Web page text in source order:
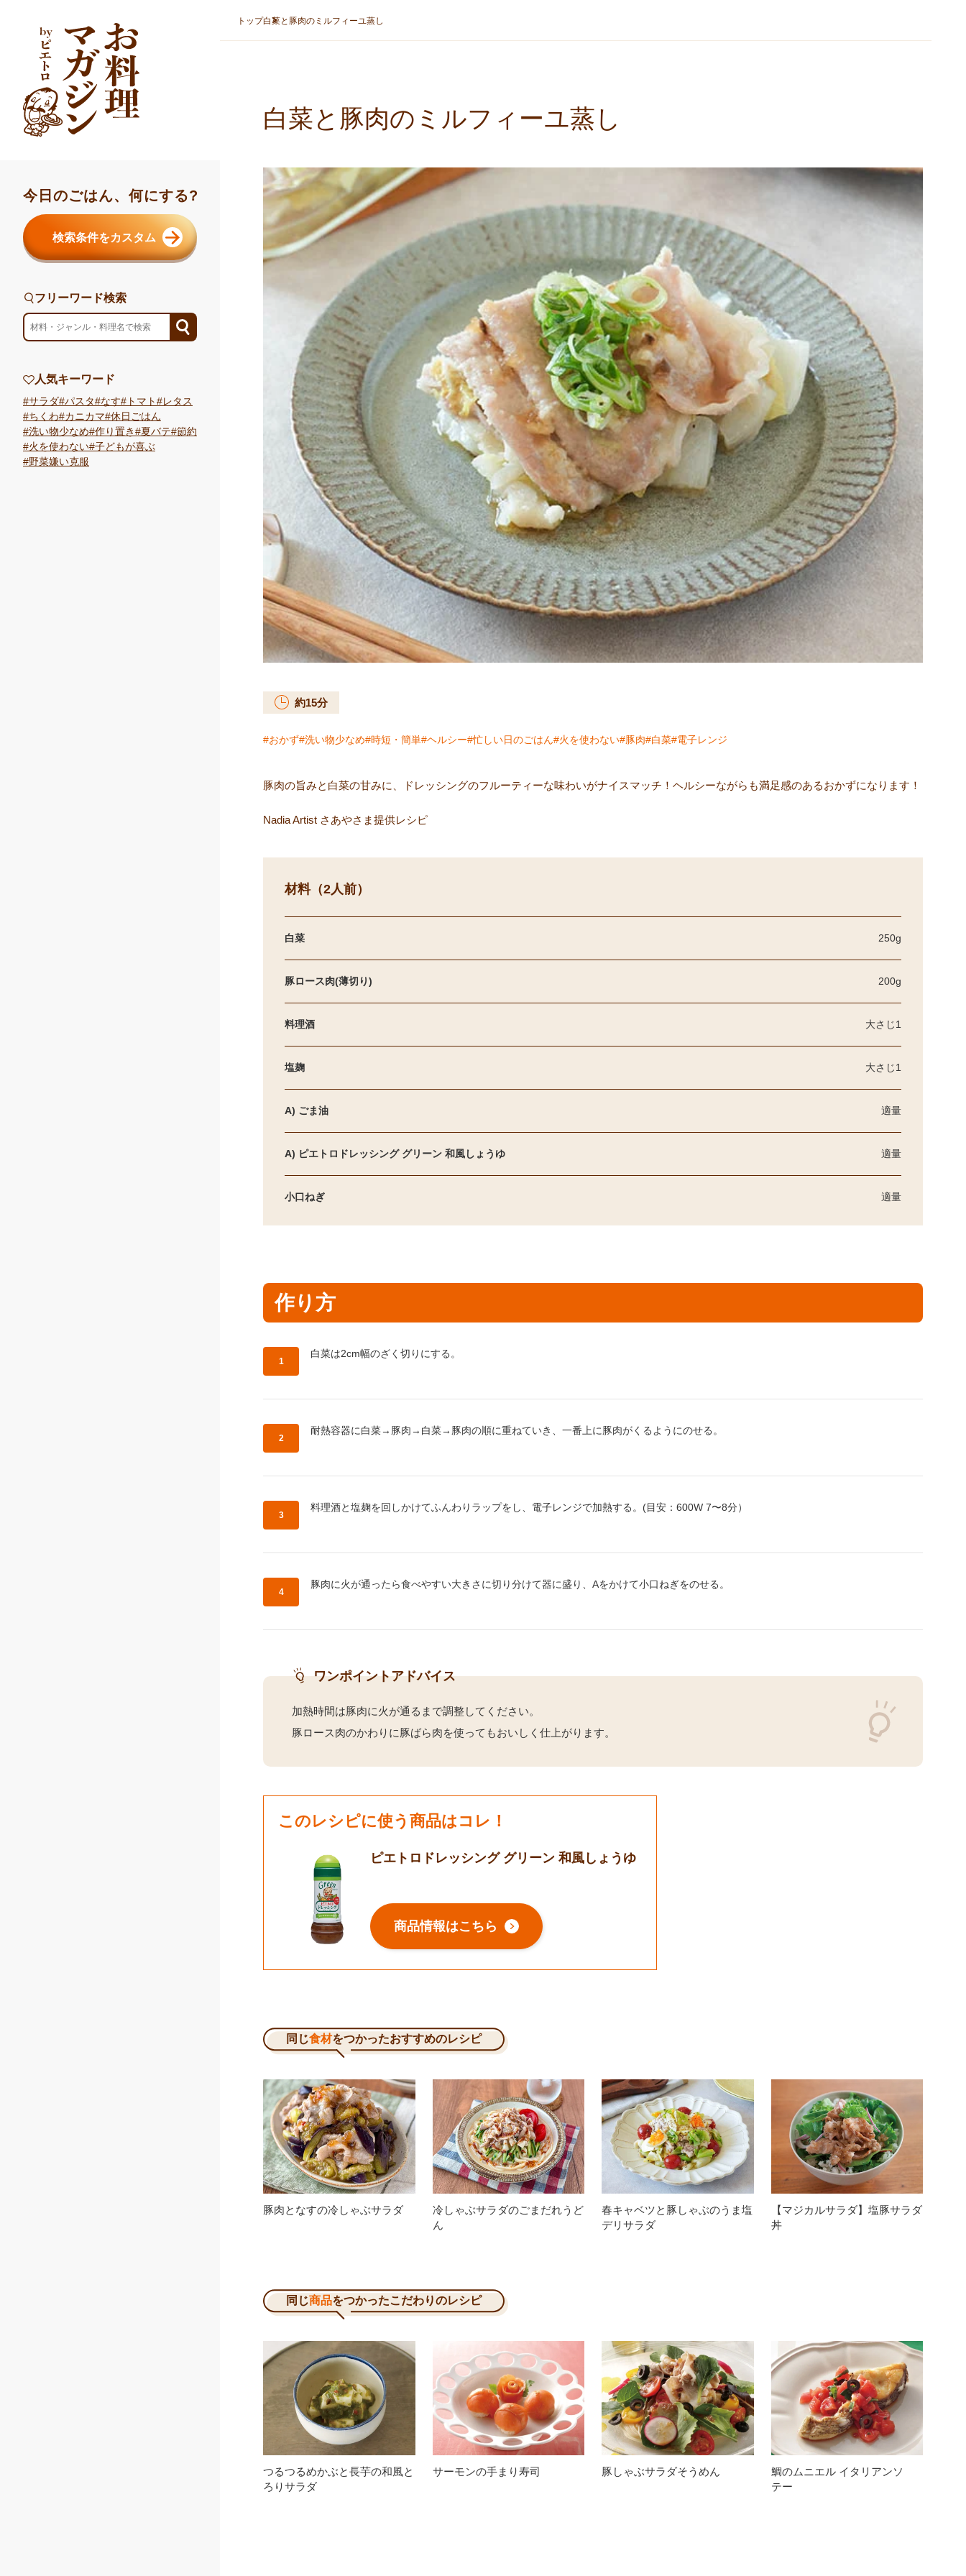
今日のごはん、何にする?
検索条件をカスタム
フリーワード検索
フリーワード検索
人気キーワード
サラダ パスタ なす トマト
レタス
ちくわ
カニカマ 休日ごはん
洗い物少なめ 作り置き 夏バテ 節約
火を使わない 子どもが喜ぶ
野菜嫌い克服
トップ白菜と豚肉のミルフィーユ蒸し
白菜と豚肉のミルフィーユ蒸し
約15分
おかず 洗い物少なめ 時短・簡単 ヘルシー 忙しい日のごはん 火を使わない 豚肉 白菜 電子レンジ
豚肉の旨みと白菜の甘みに、ドレッシングのフルーティーな味わいがナイスマッチ！ヘルシーながらも満足感のあるおかずになります！
Nadia Artist さあやさま提供レシピ
材料（2人前）
白菜 250g
豚ロース肉(薄切り) 200g
料理酒 大さじ1
塩麹 大さじ1
A) ごま油 適量
A) ピエトロドレッシング グリーン 和風しょうゆ 適量
小口ねぎ 適量
作り方
作り方1：
白菜は2cm幅のざく切りにする。
作り方2：
耐熱容器に白菜→豚肉→白菜→豚肉の順に重ねていき、一番上に豚肉がくるようにのせる。
作り方3：
料理酒と塩麹を回しかけてふんわりラップをし、電子レンジで加熱する。(目安：600W 7〜8分）
作り方4：
豚肉に火が通ったら食べやすい大きさに切り分けて器に盛り、Aをかけて小口ねぎをのせる。
ワンポイントアドバイス
加熱時間は豚肉に火が通るまで調整してください。
豚ロース肉のかわりに豚ばら肉を使ってもおいしく仕上がります。
このレシピに使う商品はコレ！
ピエトロドレッシング グリーン 和風しょうゆ
商品情報はこちら
同じ食材をつかったおすすめのレシピ
豚肉となすの冷しゃぶサラダ
冷しゃぶサラダのごまだれうど
ん
春キャベツと豚しゃぶのうま塩
デリサラダ
【マジカルサラダ】塩豚サラダ
丼
同じ商品をつかったこだわりのレシピ
つるつるめかぶと長芋の和風と
ろりサラダ
サーモンの手まり寿司 豚しゃぶサラダそうめん
鯛のムニエル イタリアンソ
テー